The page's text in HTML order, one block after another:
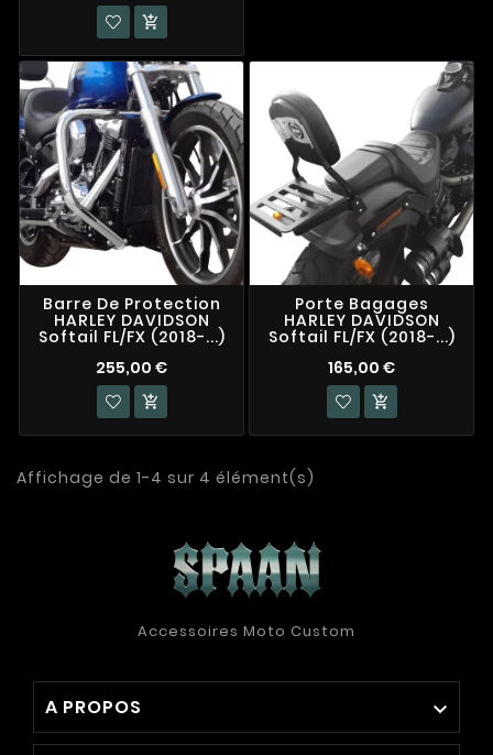

Barre De Protection
HARLEY DAVIDSON
Softail FL/FX (2018-...)
255,00 €

Porte Bagages
HARLEY DAVIDSON
Softail FL/FX (2018-...)
165,00 €

Affichage de 1-4 sur 4 élément(s)
Accessoires Moto Custom
A PROPOS 